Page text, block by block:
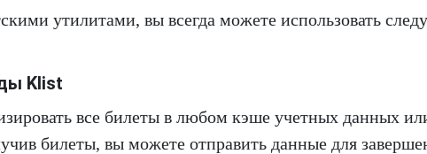
утилитами, вы всегда можете использовать
Klist
все билеты в любом кэше учетных данных
билеты, вы можете отправить данные для